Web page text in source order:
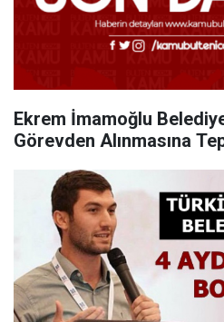
Ekrem İmamoğlu
Görevden Alınmasına